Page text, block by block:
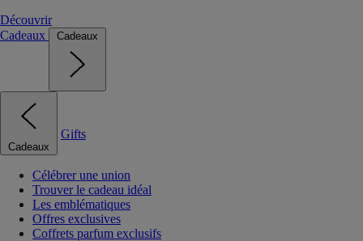
Découvrir
Cadeaux
Cadeaux
Cadeaux
Gifts
Célébrer une union
Trouver le cadeau idéal
Les emblématiques
Offres exclusives
Coffrets parfum exclusifs